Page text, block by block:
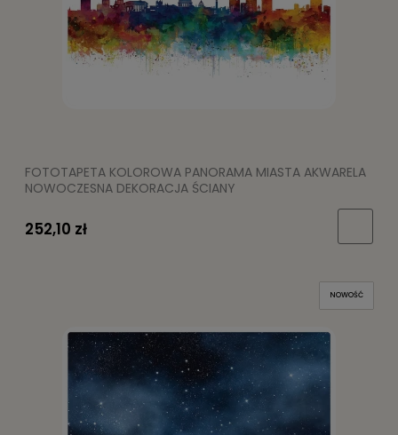
FOTOTAPETA KOLOROWA PANORAMA MIASTA AKWARELA
NOWOCZESNA DEKORACJA ŚCIANY
252,10 zł
NOWOŚĆ